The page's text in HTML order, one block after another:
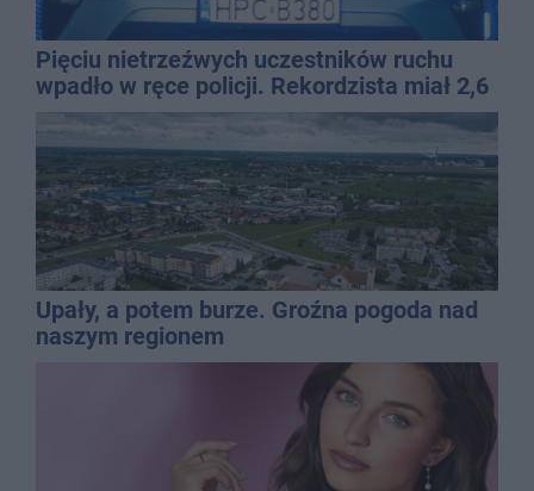
Pięciu nietrzeźwych uczestników ruchu
wpadło w ręce policji. Rekordzista miał 2,6
promila
Upały, a potem burze. Groźna pogoda nad
naszym regionem